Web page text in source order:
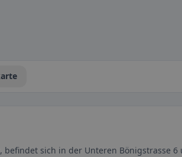
befindet sich in der Unteren Bönigstrasse